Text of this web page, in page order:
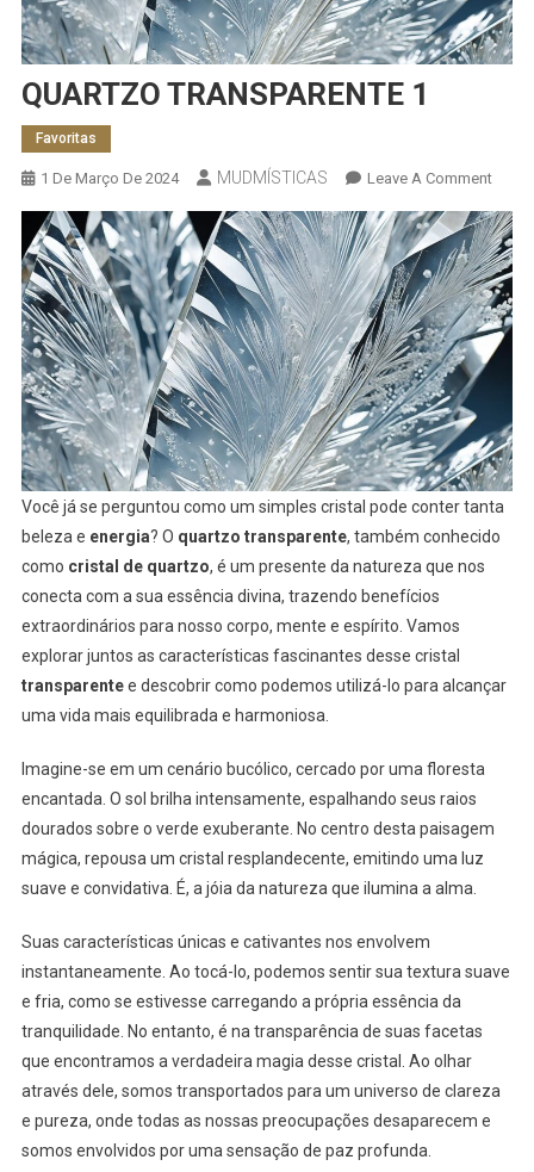
QUARTZO TRANSPARENTE 1
Favoritas
1 De Março De 2024 MUDMÍSTICAS Leave A CommentOn
1
Você já se perguntou como um simples cristal pode conter tanta
beleza e energia? O quartzo transparente, também conhecido
como cristal de quartzo, é um presente da natureza que nos
conecta com a sua essência divina, trazendo benefícios
extraordinários para nosso corpo, mente e espírito. Vamos
explorar juntos as características fascinantes desse cristal
transparentee descobrir como podemos utilizá-lo para alcançar
uma vida mais equilibrada e harmoniosa.
Imagine-se em um cenário bucólico, cercado por uma floresta
encantada. O sol brilha intensamente, espalhando seus raios
dourados sobre o verde exuberante. No centro desta paisagem
mágica, repousa um cristal resplandecente, emitindo uma luz
suave e convidativa. É, a jóia da natureza que ilumina a alma.
Suas características únicas e cativantes nos envolvem
instantaneamente. Ao tocá-lo, podemos sentir sua textura suave
e fria, como se estivesse carregando a própria essência da
tranquilidade. No entanto, é na transparência de suas facetas
que encontramos a verdadeira magia desse cristal. Ao olhar
através dele, somos transportados para um universo de clareza
e pureza, onde todas as nossas preocupações desaparecem e
somos envolvidos por uma sensação de paz profunda.